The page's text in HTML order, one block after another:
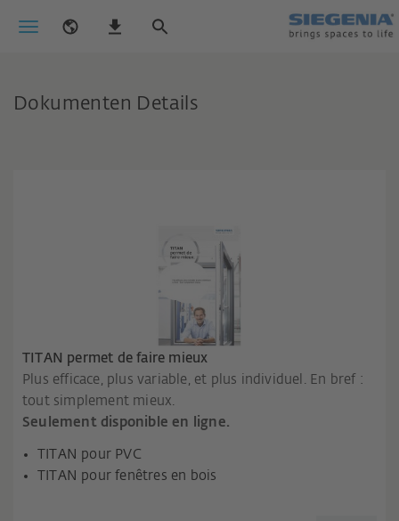
Dokumenten Details
TITAN permet de faire mieux
Plus efficace, plus variable, et plus individuel. En bref :
tout simplement mieux.
Seulement disponible en ligne.
TITAN pour PVC
TITAN pour fenêtres en bois